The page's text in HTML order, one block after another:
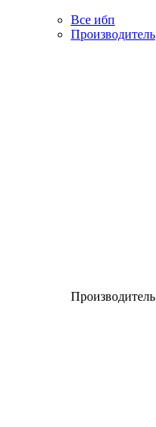
Все ибп
Производитель
Производитель